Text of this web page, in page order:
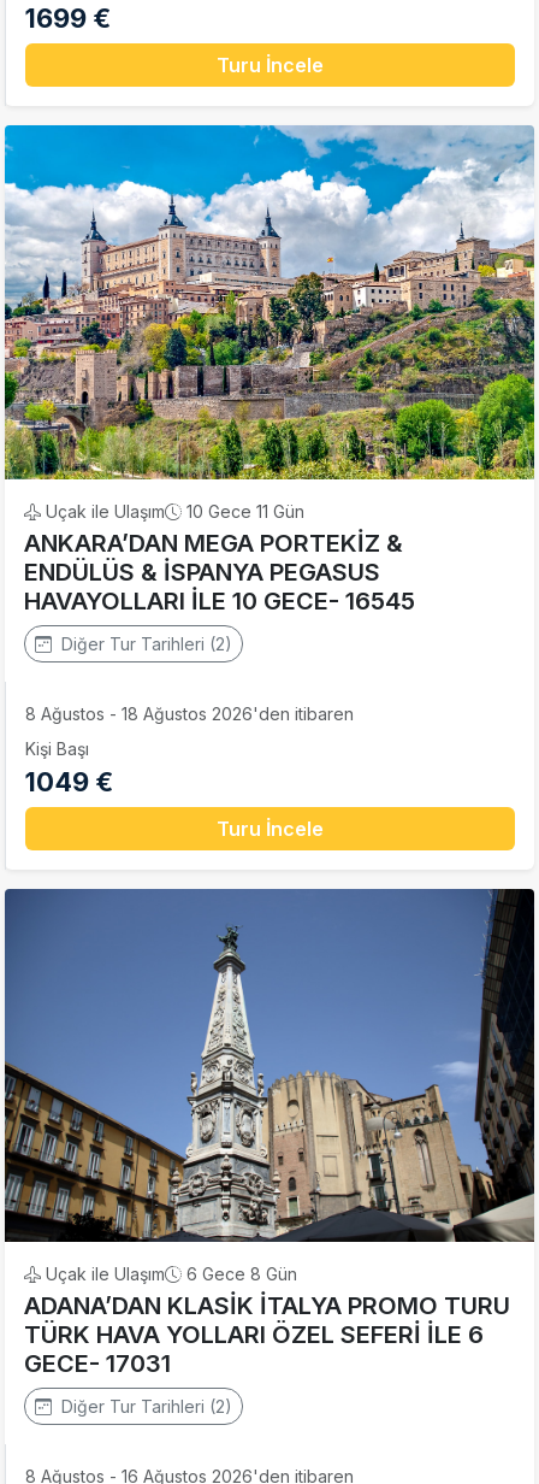
1699 €
Turu İncele
Uçak ile Ulaşım 10 Gece 11 Gün
ANKARA’DAN MEGA PORTEKİZ &
ENDÜLÜS & İSPANYA PEGASUS
HAVAYOLLARI İLE 10 GECE- 16545
Diğer Tur Tarihleri (2)
8 Ağustos - 18 Ağustos 2026'den itibaren
Kişi Başı
1049 €
Turu İncele
Uçak ile Ulaşım 6 Gece 8 Gün
ADANA’DAN KLASİK İTALYA PROMO TURU
TÜRK HAVA YOLLARI ÖZEL SEFERİ İLE 6
GECE- 17031
Diğer Tur Tarihleri (2)
8 Ağustos - 16 Ağustos 2026'den itibaren